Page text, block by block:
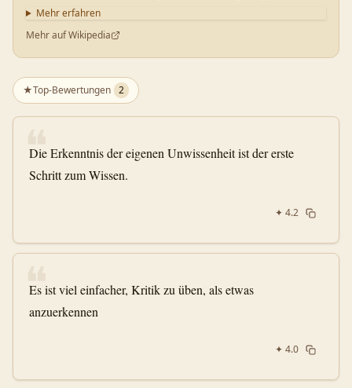
Mehr erfahren
Mehr auf Wikipedia
★Top-Bewertungen 2
❝
Die Erkenntnis der eigenen Unwissenheit ist der erste
Schritt zum Wissen.
✦ 4.2
❝
Es ist viel einfacher, Kritik zu üben, als etwas
anzuerkennen
✦ 4.0